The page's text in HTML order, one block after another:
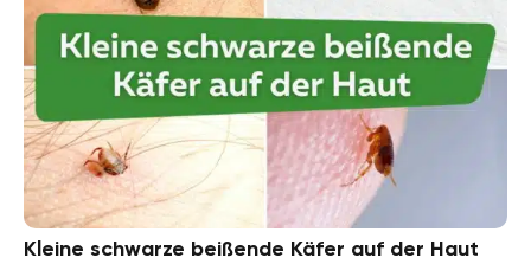
Kleine schwarze beißende Käfer auf der Haut